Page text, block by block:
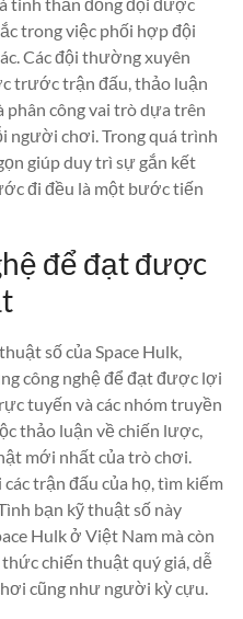
trong việc phối hợp đội
Các đội thường xuyên
trước trận đấu, thảo luận
phân công vai trò dựa trên
người chơi. Trong quá trình
giúp duy trì sự gắn kết
đi đều là một bước tiến
để đạt được
số của Space Hulk,
công nghệ để đạt được lợi
tuyến và các nhóm truyền
thảo luận về chiến lược,
mới nhất của trò chơi.
trận đấu của họ, tìm kiếm
bạn kỹ thuật số này
Hulk ở Việt Nam mà còn
chiến thuật quý giá, dễ
cũng như người kỳ cựu.